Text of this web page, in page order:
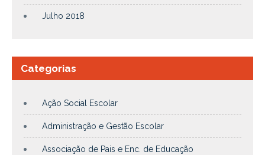
Julho 2018
Categorias
Ação Social Escolar
Administração e Gestão Escolar
Associação de Pais e Enc. de Educação